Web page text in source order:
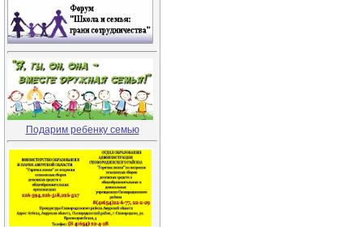
Подарим ребенку семью